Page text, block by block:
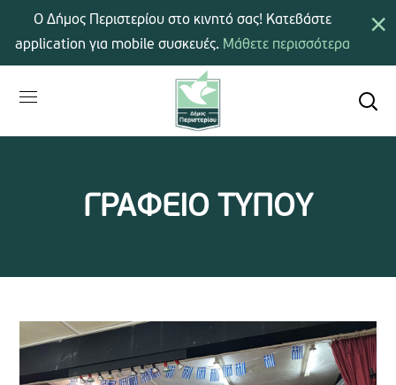
ΓΡΑΦΕΙΟ ΤΥΠΟΥ
×
Ο Δήμος Περιστερίου στο κινητό σας! Κατεβάστε
application για mobile συσκευές. Μάθετε περισσότερα